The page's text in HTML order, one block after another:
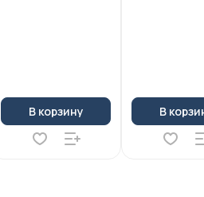
В корзину В